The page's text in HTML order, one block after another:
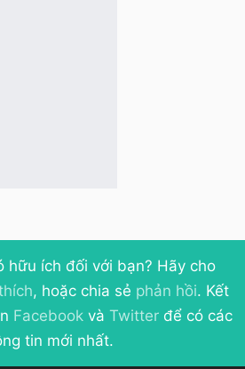
hữu ích đối với bạn? Hãy cho
, hoặc chia sẻ phản hồi. Kết
Facebook và Twitter để có các
tin mới nhất.